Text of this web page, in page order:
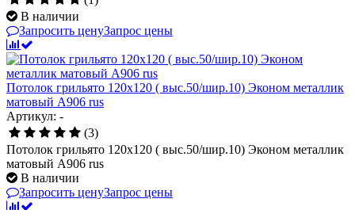
В наличии
Запросить ценуЗапрос цены
Потолок грильято 120х120 ( выс.50/шир.10) Эконом металлик
матовый А906 rus
Артикул: -
(3)
Потолок грильято 120х120 ( выс.50/шир.10) Эконом металлик
матовый А906 rus
В наличии
Запросить ценуЗапрос цены